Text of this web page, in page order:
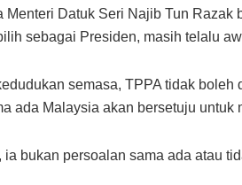
Menteri Datuk Seri Najib Tun
sebagai Presiden, masih telalu
semasa, TPPA tidak
ada Malaysia akan bersetuju untuk
ia bukan persoalan sama ada atau